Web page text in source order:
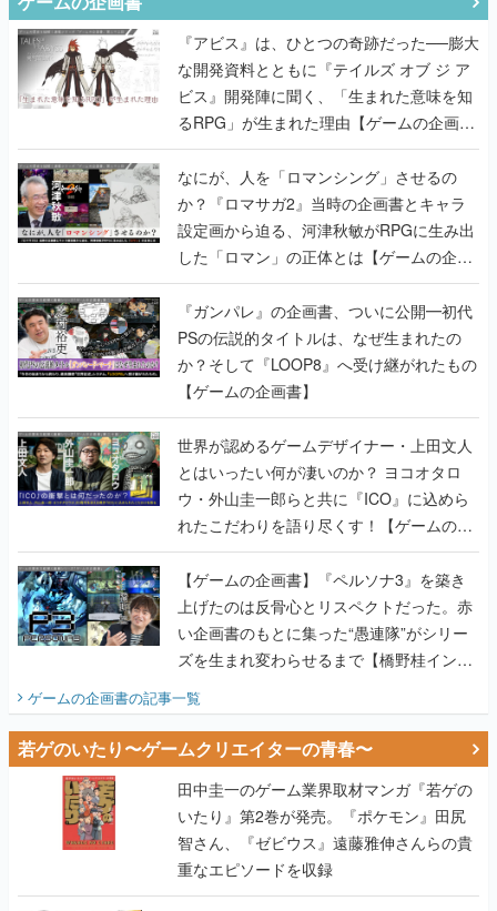
『アビス』は、ひとつの奇跡だった──膨大
な開発資料とともに『テイルズ オブ ジ ア
ビス』開発陣に聞く、「生まれた意味を知
るRPG」が生まれた理由【ゲームの企画
書】
なにが、人を「ロマンシング」させるの
か？『ロマサガ2』当時の企画書とキャラ
設定画から迫る、河津秋敏がRPGに生み出
した「ロマン」の正体とは【ゲームの企画
書】
『ガンパレ』の企画書、ついに公開━初代
PSの伝説的タイトルは、なぜ生まれたの
か？そして『LOOP8』へ受け継がれたもの
【ゲームの企画書】
世界が認めるゲームデザイナー・上田文人
とはいったい何が凄いのか？ ヨコオタロ
ウ・外山圭一郎らと共に『ICO』に込めら
れたこだわりを語り尽くす！【ゲームの企
画書】
【ゲームの企画書】『ペルソナ3』を築き
上げたのは反骨心とリスペクトだった。赤
い企画書のもとに集った“愚連隊”がシリー
ズを生まれ変わらせるまで【橋野桂インタ
ビュー】
ゲームの企画書の記事一覧
若ゲのいたり〜ゲームクリエイターの青春〜
田中圭一のゲーム業界取材マンガ『若ゲの
いたり』第2巻が発売。『ポケモン』田尻
智さん、『ゼビウス』遠藤雅伸さんらの貴
重なエピソードを収録